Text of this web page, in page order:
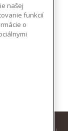
našej
funkcií
o